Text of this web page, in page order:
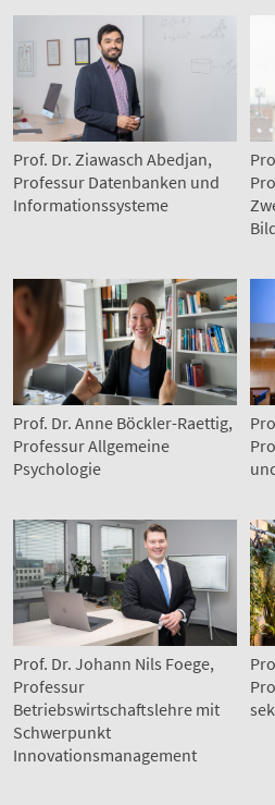
Prof. Dr. Ziawasch Abedjan,
Professur Datenbanken und
Informationssysteme
Prof. Dr. Anne Böckler-Raettig,
Professur Allgemeine
Psychologie
Prof. Dr. Johann Nils Foege,
Professur
Betriebswirtschaftslehre mit
Schwerpunkt
Innovationsmanagement